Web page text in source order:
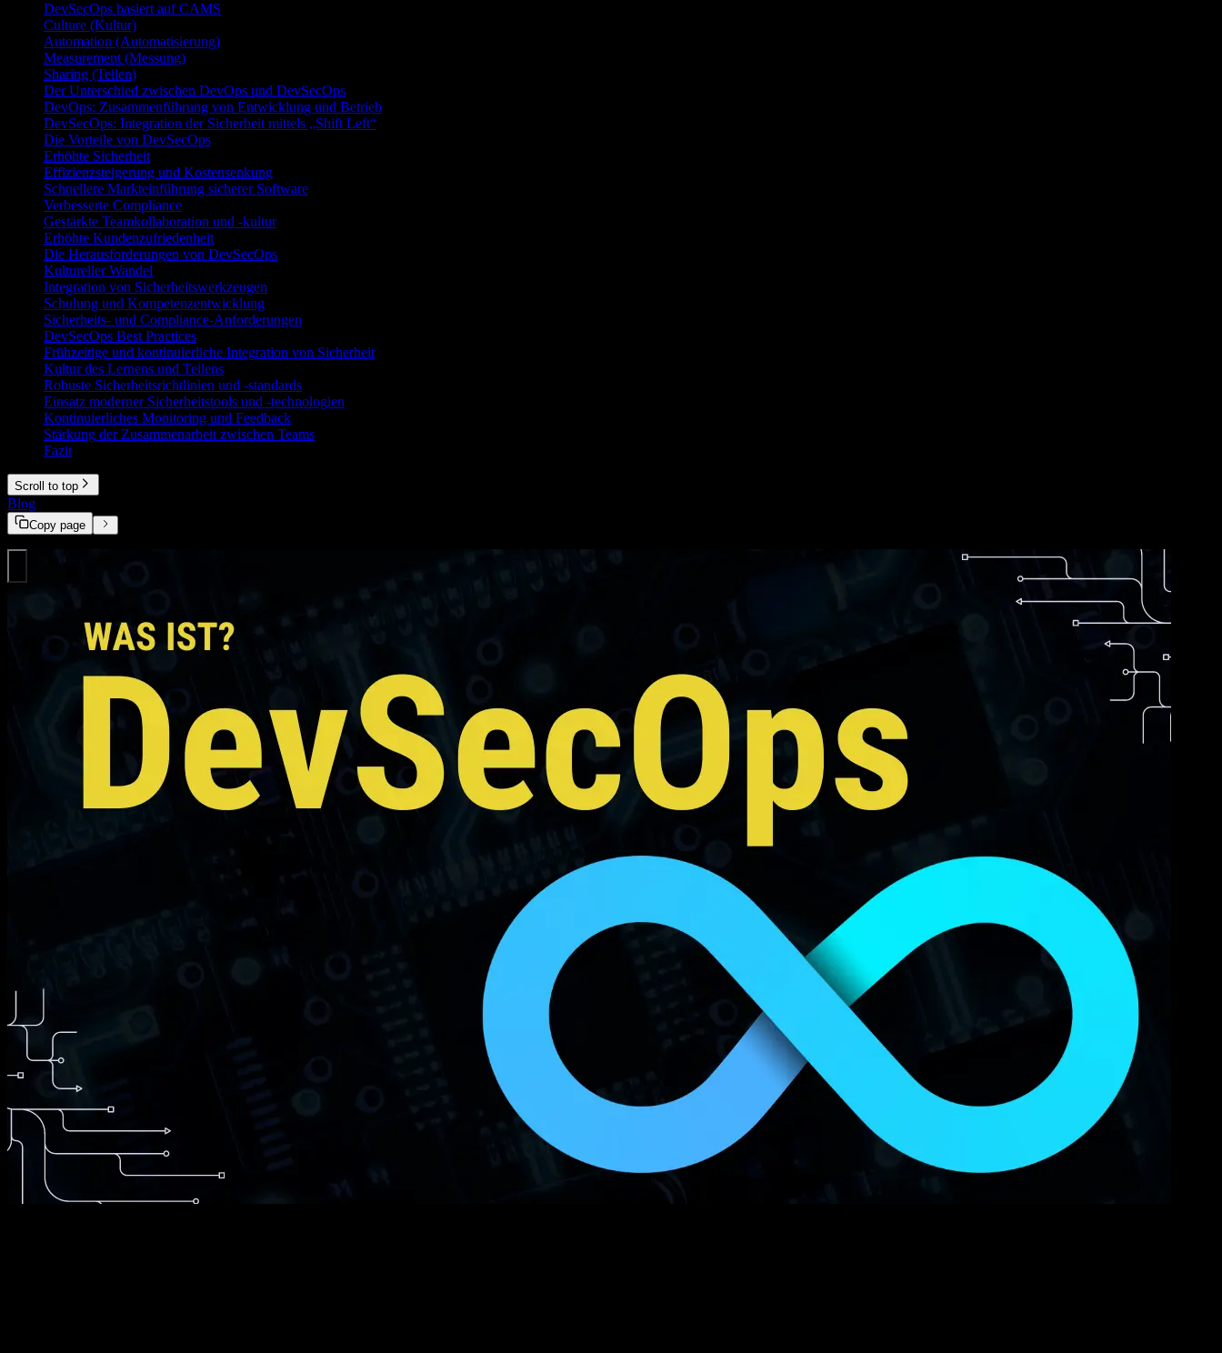
DevSecOps basiert auf CAMS
Culture (Kultur)
Automation (Automatisierung)
Measurement (Messung)
Sharing (Teilen)
Der Unterschied zwischen DevOps und DevSecOps
DevOps: Zusammenführung von Entwicklung und Betrieb
DevSecOps: Integration der Sicherheit mittels „Shift Left“
Die Vorteile von DevSecOps
Erhöhte Sicherheit
Effizienzsteigerung und Kostensenkung
Schnellere Markteinführung sicherer Software
Verbesserte Compliance
Gestärkte Teamkollaboration und -kultur
Erhöhte Kundenzufriedenheit
Die Herausforderungen von DevSecOps
Kultureller Wandel
Integration von Sicherheitswerkzeugen
Schulung und Kompetenzentwicklung
Sicherheits- und Compliance-Anforderungen
DevSecOps Best Practices
Frühzeitige und kontinuierliche Integration von Sicherheit
Kultur des Lernens und Teilens
Robuste Sicherheitsrichtlinien und -standards
Einsatz moderner Sicherheitstools und -technologien
Kontinuierliches Monitoring und Feedback
Stärkung der Zusammenarbeit zwischen Teams
Fazit
Scroll to top
Blog
Copy page